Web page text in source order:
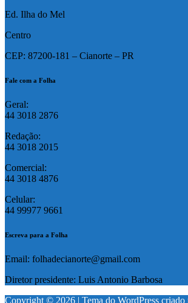
Ed. Ilha do Mel
Centro
CEP: 87200-181 – Cianorte – PR
Fale com a Folha
Geral:
44 3018 2876
Redação:
44 3018 2015
Comercial:
44 3018 4876
Celular:
44 99977 9661
Escreva para a Folha
Email: folhadecianorte@gmail.com
Diretor presidente: Luis Antonio Barbosa
Copyright © 2026 | Tema do WordPress criado